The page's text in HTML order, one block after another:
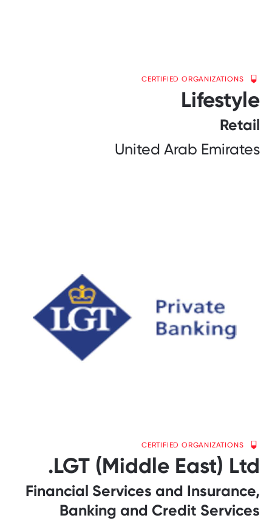
CERTIFIED ORGANIZATIONS
Lifestyle
Retail
United Arab Emirates
CERTIFIED ORGANIZATIONS
LGT (Middle East) Ltd.
Financial Services and Insurance,
Banking and Credit Services